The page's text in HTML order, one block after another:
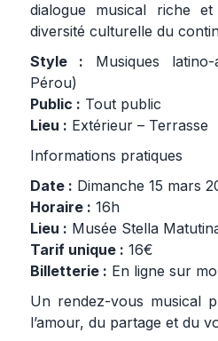
dialogue musical riche
diversité culturelle du
Style : Musiques
Pérou)
Public : Tout public
Lieu : Extérieur – Terrasse
Informations pratiques
Date : Dimanche 15 mars
Horaire : 16h
Lieu : Musée Stella
Tarif unique : 16€
Billetterie : En ligne sur
Un rendez-vous musical
l’amour, du partage et du